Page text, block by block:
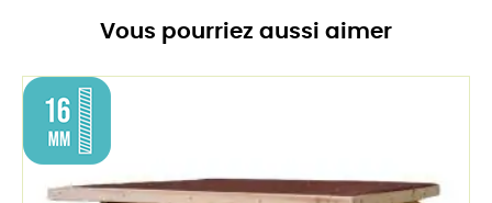
Vous pourriez aussi aimer